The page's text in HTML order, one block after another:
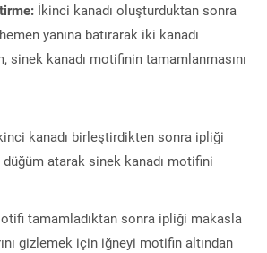
İkinci kanadı oluşturduktan sonra
yanına batırarak iki kanadı
sinek kanadı motifinin tamamlanmasını
kanadı birleştirdikten sonra ipliği
düğüm atarak sinek kanadı motifini
tamamladıktan sonra ipliği makasla
gizlemek için iğneyi motifin altından